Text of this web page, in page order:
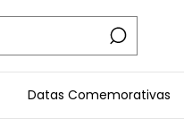
Datas Comemorativas